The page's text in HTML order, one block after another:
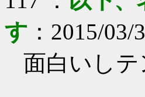
す ： 2015/03/
面白いし